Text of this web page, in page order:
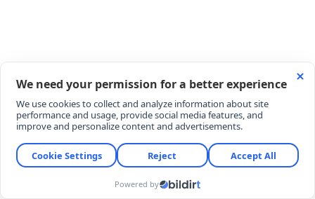
gruplardaki en pahalı sigara fiyatları ise 140 TL ile
150 TL sınırlarını zorluyor. Özellikle ÖTV (Özel
Tüketim Vergisi) oranlarındaki maktu vergi
eşiklerinin değişmesi, maliyetlerin doğrudan rafa
yansımasına neden oluyor.
SİGARAYA BİR DAHA ZAM NE ZAMAN